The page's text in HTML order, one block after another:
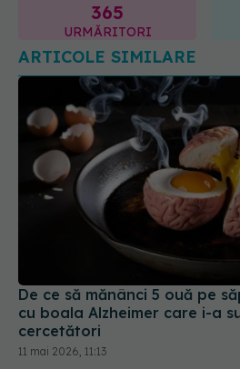
365
URMĂRITORI
ARTICOLE SIMILARE
De ce să mănânci 5 ouă pe
cu boala Alzheimer care i-a
cercetători
11 mai 2026, 11:13